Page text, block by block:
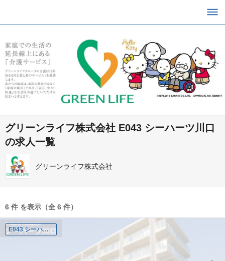
グリーンライフ株式会社 E043 シーハーツ川口
の求人一覧
グリーンライフ株式会社
6 件 を表示（全 6 件）
E043 シーハーツ川口